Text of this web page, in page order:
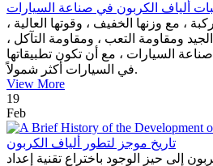
ألياف الكربون في صناعة السيارات
، مع وزنها الخفيف ، وقوتها العالية ،
الجيد ومقاومة التعب ، ومقاومة التآكل ،
السيارات ، مع أن تكون تطبيقاتها
في السيارات أكثر شمولاً.
View More
19
Feb
تاريخ موجز لتطور ألياف الكربون
إلى حيز الوجود باختراع تقنية إعداد